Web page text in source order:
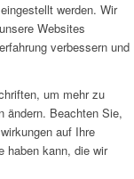
werden. Wir
Websites
verbessern und
um mehr zu
ändern. Beachten Sie,
auf Ihre
haben kann, die wir